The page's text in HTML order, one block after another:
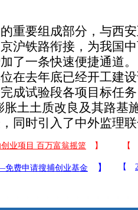
重要组成部分，与西
沪铁路衔接，为我国
了一条快速便捷通道。
去年底已经开工建设
成试验段各项目标任
胀土土质改良及其路基
同时引入了中外监理